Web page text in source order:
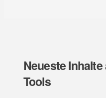
Neueste
Tools